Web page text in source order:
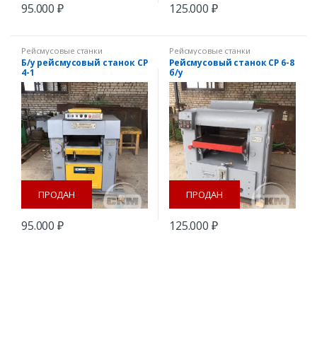
95.000₽ 125.000 ₽
Рейсмусовые станки
Б/у рейсмусовый станок СР
4-1
ПРОДАН
95.000₽
Рейсмусовые станки
Рейсмусовый станок СР 6-8
б/у
ПРОДАН
125.000 ₽